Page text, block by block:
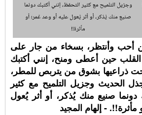
أحب وأنتظر، بسخاء من جار على
حين أعطى ومنح، إنني أكتبك
ذراعيها بشوق من يتربص للمطر،
الحديث وجزيل التلميح مع كثير
دونما صنيع منك يُذكر، أو أثر يُعول
- إلهام المجيد